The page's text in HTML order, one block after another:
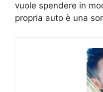
vuole spendere in
propria auto è una